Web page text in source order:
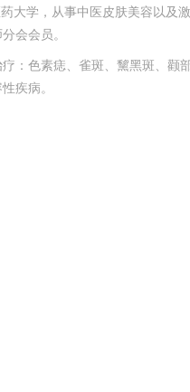
大学，从事中医皮肤美容以及
会会员。
：色素痣、雀斑、黧黑斑、颧
疾病。